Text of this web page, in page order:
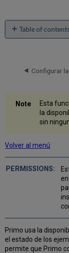
Table of
No
Esta
la
sin
Volver al menú
Primo usa la
el estado de los
permite que Primo